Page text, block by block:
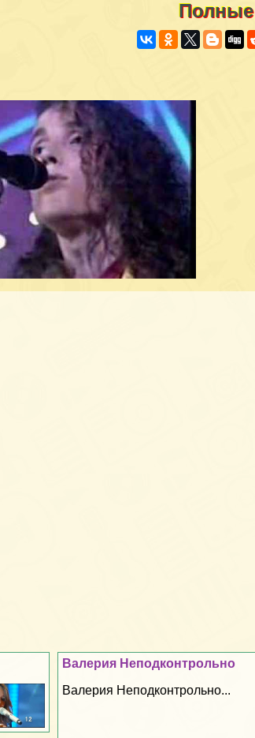
Валерия Неподконтрольно
Валерия Неподконтрольно...